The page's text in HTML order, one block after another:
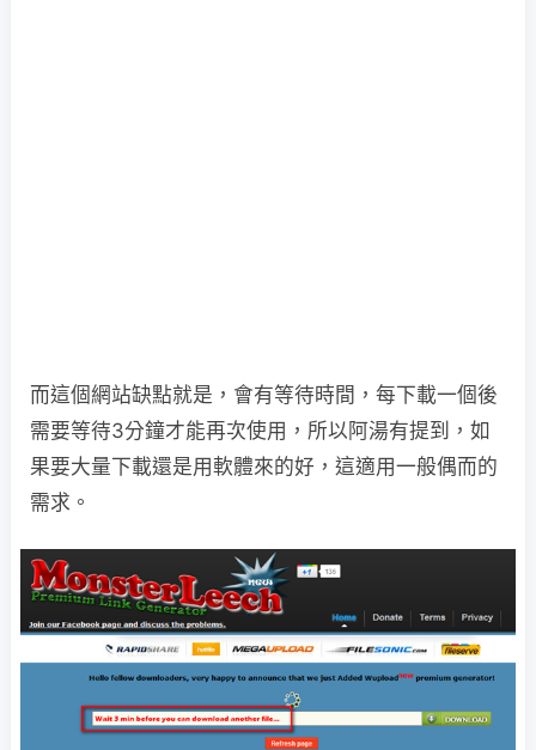
而這個網站缺點就是，會有等待時間，每下載一個後
需要等待3分鐘才能再次使用，所以阿湯有提到，如
果要大量下載還是用軟體來的好，這適用一般偶而的
需求。